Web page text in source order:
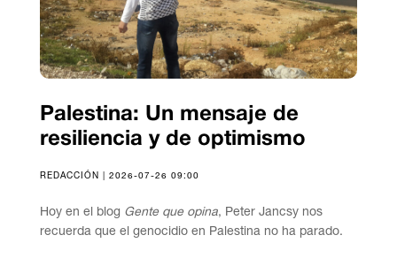
Palestina: Un mensaje de
resiliencia y de optimismo
REDACCIÓN | 2026-07-26 09:00
Hoy en el blog Gente que opina, Peter Jancsy nos
recuerda que el genocidio en Palestina no ha parado.